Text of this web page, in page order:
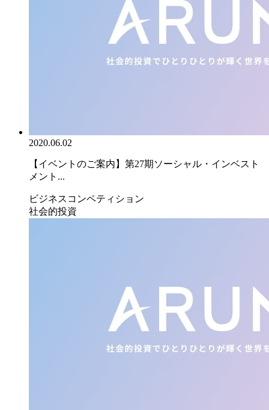
2020.06.02
【イベントのご案内】第27期ソーシャル・インベスト
メント...
ビジネスコンペティション
社会的投資